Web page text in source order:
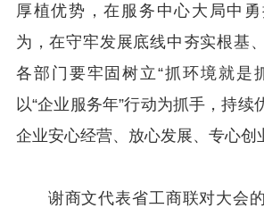
厚植优势，在服务中心大局中
为，在守牢发展底线中夯实根基
各部门要牢固树立“抓环境就是
以“企业服务年”行动为抓手，持续
企业安心经营、放心发展、专心创
谢商文代表省工商联对大会